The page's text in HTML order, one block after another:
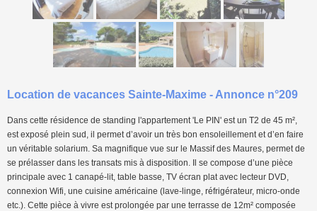
Location de vacances Sainte-Maxime - Annonce n°209
Dans cette résidence de standing l'appartement 'Le PIN' est un T2 de 45 m²,
est exposé plein sud, il permet d’avoir un très bon ensoleillement et d’en faire
un véritable solarium. Sa magnifique vue sur le Massif des Maures, permet de
se prélasser dans les transats mis à disposition. Il se compose d’une pièce
principale avec 1 canapé-lit, table basse, TV écran plat avec lecteur DVD,
connexion Wifi, une cuisine américaine (lave-linge, réfrigérateur, micro-onde
etc.). Cette pièce à vivre est prolongée par une terrasse de 12m² composée